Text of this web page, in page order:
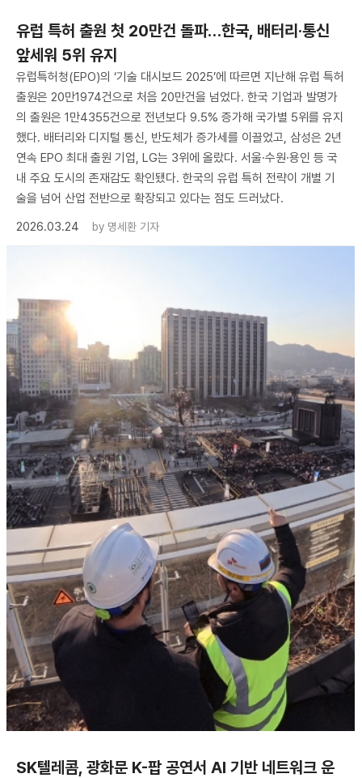
유럽 특허 출원 첫 20만건 돌파…한국, 배터리·통신
앞세워 5위 유지
유럽특허청(EPO)의 ‘기술 대시보드 2025’에 따르면 지난해 유럽 특허
출원은 20만1974건으로 처음 20만건을 넘었다. 한국 기업과 발명가
의 출원은 1만4355건으로 전년보다 9.5% 증가해 국가별 5위를 유지
했다. 배터리와 디지털 통신, 반도체가 증가세를 이끌었고, 삼성은 2년
연속 EPO 최대 출원 기업, LG는 3위에 올랐다. 서울·수원·용인 등 국
내 주요 도시의 존재감도 확인됐다. 한국의 유럽 특허 전략이 개별 기
술을 넘어 산업 전반으로 확장되고 있다는 점도 드러났다.
2026.03.24
by 명세환 기자
SK텔레콤, 광화문 K-팝 공연서 AI 기반 네트워크 운